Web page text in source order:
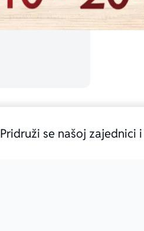
Pridruži se našoj zajednici